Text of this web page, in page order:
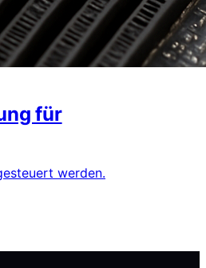
für
werden.